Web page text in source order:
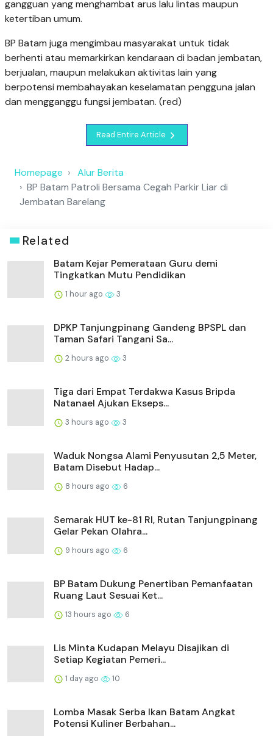
gangguan yang menghambat arus lalu lintas maupun
ketertiban umum.
BP Batam juga mengimbau masyarakat untuk tidak
berhenti atau memarkirkan kendaraan di badan jembatan,
berjualan, maupun melakukan aktivitas lain yang
berpotensi membahayakan keselamatan pengguna jalan
dan mengganggu fungsi jembatan. (red)
Read Entire Article
Homepage
Alur Berita
BP Batam Patroli Bersama Cegah Parkir Liar di
Jembatan Barelang
Related
Batam Kejar Pemerataan Guru demi
Tingkatkan Mutu Pendidikan
1 hour ago 3
DPKP Tanjungpinang Gandeng BPSPL dan
Taman Safari Tangani Sa...
2 hours ago 3
Tiga dari Empat Terdakwa Kasus Bripda
Natanael Ajukan Ekseps...
3 hours ago 3
Waduk Nongsa Alami Penyusutan 2,5 Meter,
Batam Disebut Hadap...
8 hours ago 6
Semarak HUT ke-81 RI, Rutan Tanjungpinang
Gelar Pekan Olahra...
9 hours ago 6
BP Batam Dukung Penertiban Pemanfaatan
Ruang Laut Sesuai Ket...
13 hours ago 6
Lis Minta Kudapan Melayu Disajikan di
Setiap Kegiatan Pemeri...
1 day ago 10
Lomba Masak Serba Ikan Batam Angkat
Potensi Kuliner Berbahan...